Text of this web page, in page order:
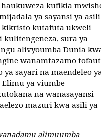
kufikia
ya sayansi ya asili
kikristo kutafuta ukweli
sura ya
alivyoumba Dunia
wanamtazamo
sayari na maendeleo
Elimu ya viumbe
na wanasayansi
mazuri kwa asili ya
alimuumba